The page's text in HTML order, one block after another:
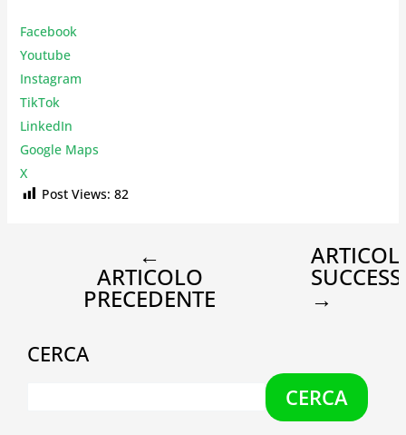
Facebook
Youtube
Instagram
TikTok
LinkedIn
Google Maps
X
Post Views: 82
←
ARTICOLO
PRECEDENTE →
CERCA
CERCA